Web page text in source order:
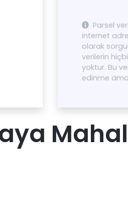
Parsel
internet
olarak
verilerin
yoktur. Bu
edinme